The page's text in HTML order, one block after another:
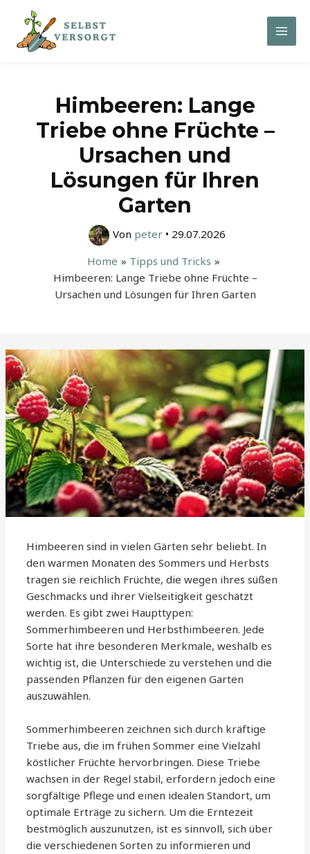
Inhalt
springen
Main
Himbeeren: Lange
Triebe ohne Früchte –
Ursachen und
Lösungen für Ihren
Garten
Von peter • 29.07.2026
Home
Tipps und Tricks
Himbeeren: Lange Triebe ohne Früchte –
Ursachen und Lösungen für Ihren Garten
Himbeeren sind in vielen Gärten sehr beliebt. In
den warmen Monaten des Sommers und Herbsts
tragen sie reichlich Früchte, die wegen ihres süßen
Geschmacks und ihrer Vielseitigkeit geschätzt
werden. Es gibt zwei Haupttypen:
Sommerhimbeeren und Herbsthimbeeren. Jede
Sorte hat ihre besonderen Merkmale, weshalb es
wichtig ist, die Unterschiede zu verstehen und die
passenden Pflanzen für den eigenen Garten
auszuwählen.
Sommerhimbeeren zeichnen sich durch kräftige
Triebe aus, die im frühen Sommer eine Vielzahl
köstlicher Früchte hervorbringen. Diese Triebe
wachsen in der Regel stabil, erfordern jedoch eine
sorgfältige Pflege und einen idealen Standort, um
optimale Erträge zu sichern. Um die Erntezeit
bestmöglich auszunutzen, ist es sinnvoll, sich über
die verschiedenen Sorten zu informieren und